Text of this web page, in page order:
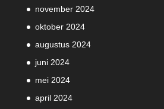
november 2024
oktober 2024
augustus 2024
juni 2024
mei 2024
april 2024